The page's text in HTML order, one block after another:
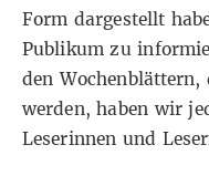
Form dargestellt
Publikum zu
den
werden, haben wir
Leserinnen und